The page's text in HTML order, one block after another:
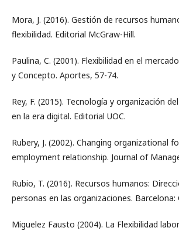
Mora, J. (2016). Gestión de recursos
flexibilidad. Editorial McGraw-Hill.
Paulina, C. (2001). Flexibilidad en el
y Concepto. Aportes, 57-74.
Rey, F. (2015). Tecnología y organización
en la era digital. Editorial UOC.
Rubery, J. (2002). Changing organizational
employment relationship. Journal of
Rubio, T. (2016). Recursos humanos:
personas en las organizaciones. Barcelona:
Miguelez Fausto (2004). La Flexibilidad